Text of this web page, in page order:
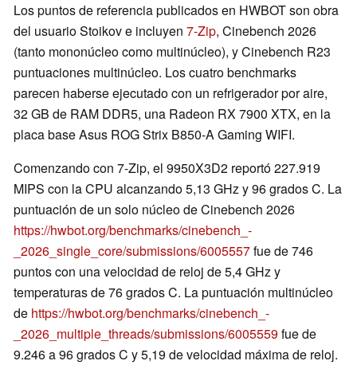
Los puntos de referencia publicados en HWBOT son obra
del usuario Stoikov e incluyen 7-Zip, Cinebench 2026
(tanto mononúcleo como multinúcleo), y Cinebench R23
puntuaciones multinúcleo. Los cuatro benchmarks
parecen haberse ejecutado con un refrigerador por aire,
32 GB de RAM DDR5, una Radeon RX 7900 XTX, en la
placa base Asus ROG Strix B850-A Gaming WIFI.
Comenzando con 7-Zip, el 9950X3D2 reportó 227.919
MIPS con la CPU alcanzando 5,13 GHz y 96 grados C. La
puntuación de un solo núcleo de Cinebench 2026
https://hwbot.org/benchmarks/cinebench_-
_2026_single_core/submissions/6005557fue de 746
puntos con una velocidad de reloj de 5,4 GHz y
temperaturas de 76 grados C. La puntuación multinúcleo
de https://hwbot.org/benchmarks/cinebench_-
_2026_multiple_threads/submissions/6005559fue de
9.246 a 96 grados C y 5,19 de velocidad máxima de reloj.